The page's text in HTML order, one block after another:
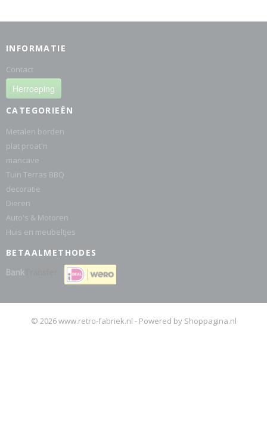
INFORMATIE
Contact
Herroeping
CATEGORIEËN
Metalen borden
plat proat'n
mancave
Tuin Terras BBQ
decoratie
Dieren
Auto's & Motoren
Huis en meubeltjes
BETAALMETHODES
© 2026 www.retro-fabriek.nl - Powered by Shoppagina.nl